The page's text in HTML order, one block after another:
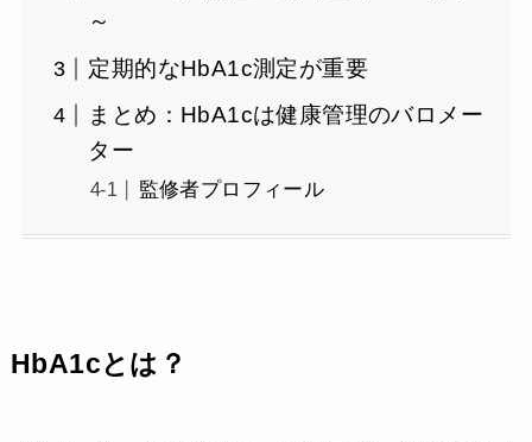
～
定期的なHbA1c測定が重要
まとめ：HbA1cは健康管理のバロメー
ター
監修者プロフィール
HbA1cとは？